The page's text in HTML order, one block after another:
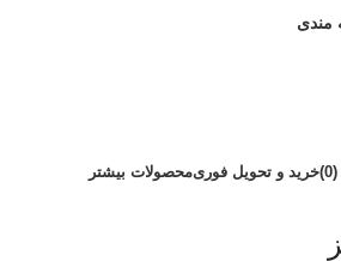
مندی
خرید و تحویل فوریمحصولات بیشتر